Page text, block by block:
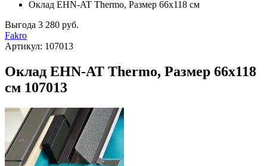
Оклад EHN-AT Thermo, Размер 66х118 см
Выгода 3 280 руб.
Fakro
Артикул: 107013
Оклад EHN-AT Thermo, Размер 66х118
см 107013